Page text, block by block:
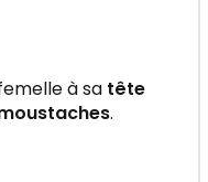
à sa tête
.